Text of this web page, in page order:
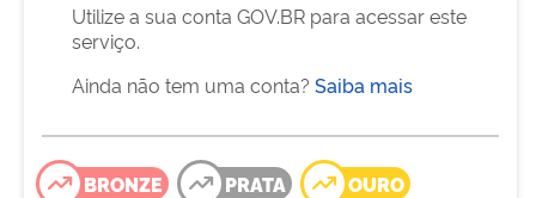
Utilize a sua conta GOV.BR para acessar este
serviço.
Ainda não tem uma conta? Saiba mais
BRONZE PRATA
OURO